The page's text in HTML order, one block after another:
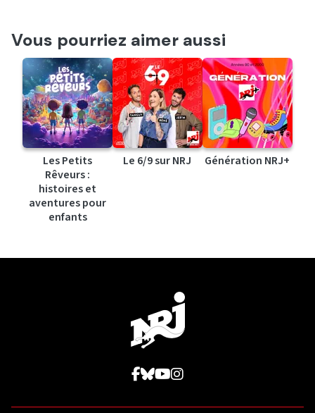
Vous pourriez aimer aussi
Les Petits
Rêveurs :
histoires et
aventures pour
enfants
Le 6/9 sur NRJ Génération NRJ+